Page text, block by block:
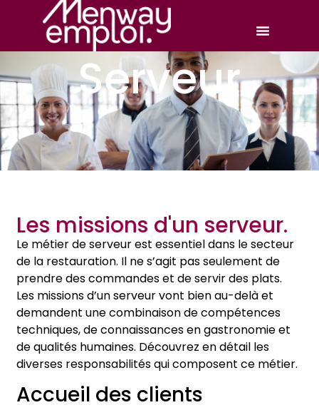
Serveur
Les missions d'un serveur.
Le métier de serveur est essentiel dans le secteur
de la restauration. Il ne s’agit pas seulement de
prendre des commandes et de servir des plats.
Les missions d’un serveur vont bien au-delà et
demandent une combinaison de compétences
techniques, de connaissances en gastronomie et
de qualités humaines. Découvrez en détail les
diverses responsabilités qui composent ce métier.
Accueil des clients